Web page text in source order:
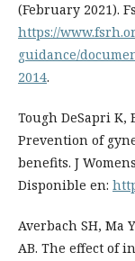
(February 2021).
https://
guidance/
2014.
Tough DeSapri K,
Prevention of
benefits. J
Disponible en:
Averbach SH, Ma
AB. The effect of